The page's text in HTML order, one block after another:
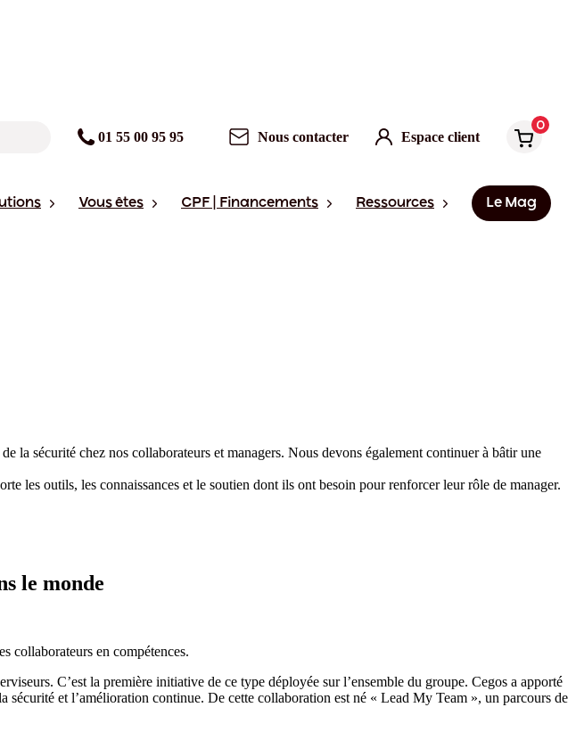
01 55 00 95 95 Nous contacter Espace client
0
Vous êtes CPF | Financements Ressources Le Mag
la sécurité chez nos collaborateurs et managers. Nous devons également continuer à bâtir une
les outils, les connaissances et le soutien dont ils ont besoin pour renforcer leur rôle de manager.
le monde
collaborateurs en compétences.
C’est la première initiative de ce type déployée sur l’ensemble du groupe. Cegos a apporté
sécurité et l’amélioration continue. De cette collaboration est né « Lead My Team », un parcours de